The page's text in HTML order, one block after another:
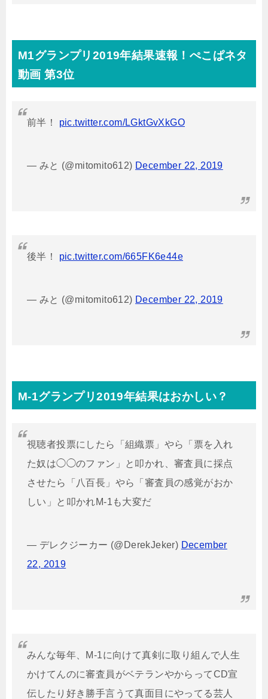
M1グランプリ2019年結果速報！ぺこぱネタ
動画 第3位
前半！ pic.twitter.com/LGktGvXkGO
— みと (@mitomito612) December 22, 2019
後半！ pic.twitter.com/665FK6e44e
— みと (@mitomito612) December 22, 2019
M-1グランプリ2019年結果はおかしい？
視聴者投票にしたら「組織票」やら「票を入れ
た奴は◯◯のファン」と叩かれ、審査員に採点
させたら「八百長」やら「審査員の感覚がおか
しい」と叩かれM-1も大変だ
— デレクジーカー (@DerekJeker) December
22, 2019
みんな毎年、M-1に向けて真剣に取り組んで人生
かけてんのに審査員がベテランやからってCD宣
伝したり好き勝手言うて真面目にやってる芸人